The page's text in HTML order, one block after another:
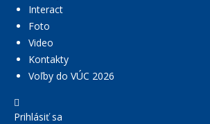
Interact
Foto
Video
Kontakty
Voľby do VÚC 2026
Prihlásiť sa